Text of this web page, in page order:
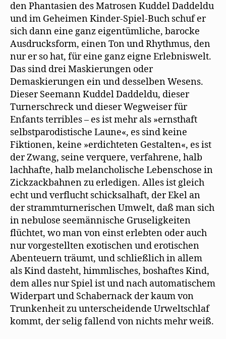
den Phantasien des Matrosen Kuddel Daddeldu
und im Geheimen Kinder-Spiel-Buch schuf er
sich dann eine ganz eigentümliche, barocke
Ausdrucksform, einen Ton und Rhythmus, den
nur er so hat, für eine ganz eigne Erlebniswelt.
Das sind drei Maskierungen oder
Demaskierungen ein und desselben Wesens.
Dieser Seemann Kuddel Daddeldu, dieser
Turnerschreck und dieser Wegweiser für
Enfants terribles – es ist mehr als »ernsthaft
selbstparodistische Laune«, es sind keine
Fiktionen, keine »erdichteten Gestalten«, es ist
der Zwang, seine verquere, verfahrene, halb
lachhafte, halb melancholische Lebenschose in
Zickzackbahnen zu erledigen. Alles ist gleich
echt und verflucht schicksalhaft, der Ekel an
der strammturnerischen Umwelt, daß man sich
in nebulose seemännische Gruseligkeiten
flüchtet, wo man von einst erlebten oder auch
nur vorgestellten exotischen und erotischen
Abenteuern träumt, und schließlich in allem
als Kind dasteht, himmlisches, boshaftes Kind,
dem alles nur Spiel ist und nach automatischem
Widerpart und Schabernack der kaum von
Trunkenheit zu unterscheidende Urweltschlaf
kommt, der selig fallend von nichts mehr weiß.